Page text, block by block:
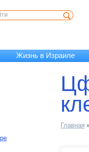
Жизнь в Израиле
Главная